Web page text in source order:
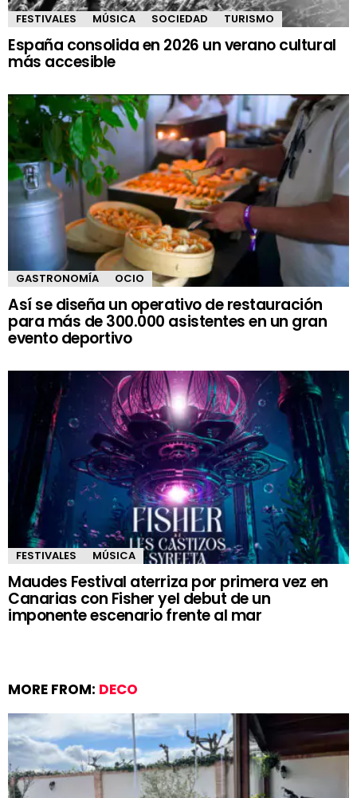
FESTIVALES MÚSICA SOCIEDAD TURISMO
España consolida en 2026 un verano cultural
más accesible
GASTRONOMÍA OCIO
Así se diseña un operativo de restauración
para más de 300.000 asistentes en un gran
evento deportivo
FESTIVALES MÚSICA
Maudes Festival aterriza por primera vez en
Canarias con Fisher yel debut de un
imponente escenario frente al mar
MORE FROM: DECO